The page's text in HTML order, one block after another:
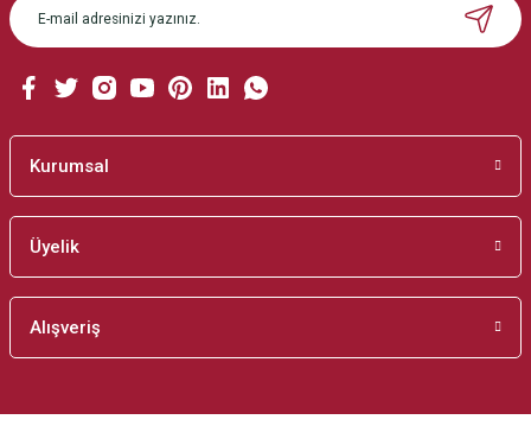
Ürün bilgilerinde hatalar bulunuyor.
Bu ürüne benzer farklı alternatifler olmalı.
Kurumsal
Üyelik
Alışveriş